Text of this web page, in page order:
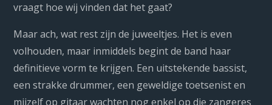
vraagt hoe wij vinden dat het gaat?
Maar ach, wat rest zijn de juweeltjes. Het is even
volhouden, maar inmiddels begint de band haar
definitieve vorm te krijgen. Een uitstekende bassist,
een strakke drummer, een geweldige toetsenist en
mijzelf op gitaar wachten nog enkel op die zangeres